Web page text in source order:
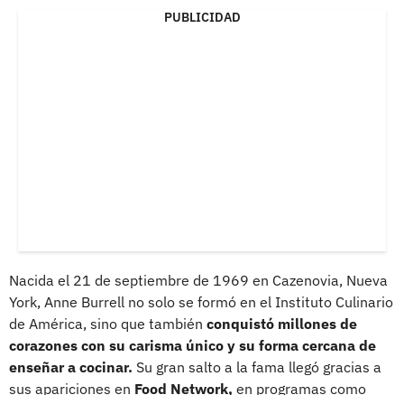
PUBLICIDAD
Nacida el 21 de septiembre de 1969 en Cazenovia, Nueva
York, Anne Burrell no solo se formó en el Instituto Culinario
de América, sino que también conquistó millones de
corazones con su carisma único y su forma cercana de
enseñar a cocinar. Su gran salto a la fama llegó gracias a
sus apariciones en Food Network, en programas como